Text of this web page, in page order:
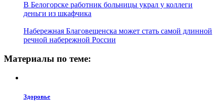
В Белогорске работник больницы украл у коллеги
деньги из шкафчика
Набережная Благовещенска может стать самой длинной
речной набережной России
Материалы по теме:
Здоровье